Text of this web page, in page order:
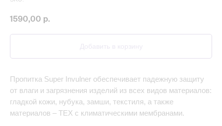
1590,00 р.
Добавить в корзину
Пропитка Super Invulner обеспечивает падежную защиту
от влаги и загрязнения изделий из всех видов материалов:
гладкой кожи, нубука, замши, текстиля, а также
материалов – TEX c климатическими мембранами.